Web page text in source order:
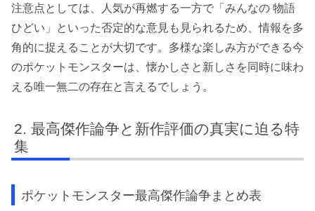
注意点としては、人気が再燃する一方で「みんなの 物語
ひどい」といった否定的な意見も見られるため、情報を多
角的に捉えることが大切です。多様な楽しみ方ができる今
のポケットモンスターは、懐かしさと新しさを同時に味わ
える唯一無二の存在と言えるでしょう。
最高傑作論争と新作評価の真実に迫る特
集
ポケットモンスター最高傑作論争まとめ表